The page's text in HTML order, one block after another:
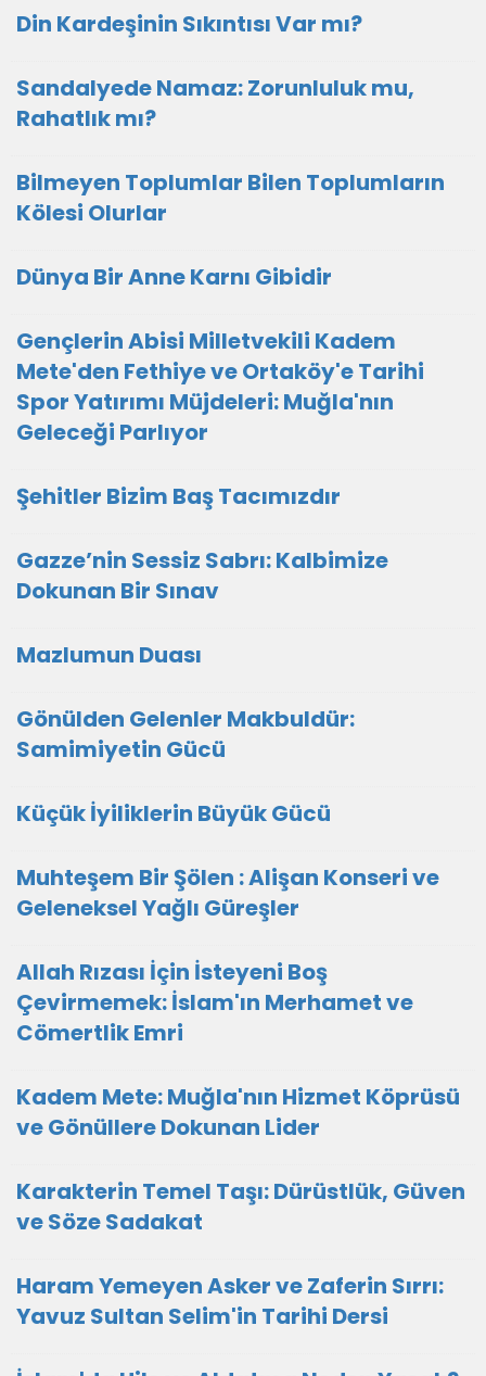
Din Kardeşinin Sıkıntısı Var mı?
Sandalyede Namaz: Zorunluluk mu,
Rahatlık mı?
Bilmeyen Toplumlar Bilen Toplumların
Kölesi Olurlar
Dünya Bir Anne Karnı Gibidir
Gençlerin Abisi Milletvekili Kadem
Mete'den Fethiye ve Ortaköy'e Tarihi
Spor Yatırımı Müjdeleri: Muğla'nın
Geleceği Parlıyor
Şehitler Bizim Baş Tacımızdır
Gazze’nin Sessiz Sabrı: Kalbimize
Dokunan Bir Sınav
Mazlumun Duası
​Gönülden Gelenler Makbuldür:
Samimiyetin Gücü
Küçük İyiliklerin Büyük Gücü
Muhteşem Bir Şölen : Alişan Konseri ve
Geleneksel Yağlı Güreşler
Allah Rızası İçin İsteyeni Boş
Çevirmemek: İslam'ın Merhamet ve
Cömertlik Emri
Kadem Mete: Muğla'nın Hizmet Köprüsü
ve Gönüllere Dokunan Lider
Karakterin Temel Taşı: Dürüstlük, Güven
ve Söze Sadakat
Haram Yemeyen Asker ve Zaferin Sırrı:
Yavuz Sultan Selim'in Tarihi Dersi